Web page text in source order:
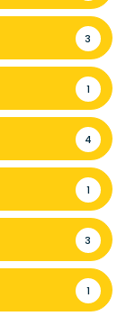
3
1
4
1
3
1